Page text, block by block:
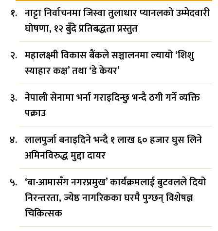
नाट्टा निर्वाचनमा जिस्वा तुलाधार प्यानलको उम्मेदवारी
घोषणा, १२ बुँदे प्रतिबद्धता प्रस्तुत
महालक्ष्मी विकास बैंकले सञ्चालनमा ल्यायो ‘शिशु
स्याहार कक्ष’ तथा ‘डे केयर’
नेपाली सेनामा भर्ना गराइदिन्छु भन्दै ठगी गर्ने व्यक्ति
पक्राउ
लालपुर्जा बनाइदिने भन्दै १ लाख ६० हजार घुस लिने
अमिनविरुद्ध मुद्दा दायर
‘बा-आमासँग नगरप्रमुख’ कार्यक्रमलाई बुटवलले दियो
निरन्तरता, ज्येष्ठ नागरिकका घरमै पुग्छन् विशेषज्ञ
चिकित्सक